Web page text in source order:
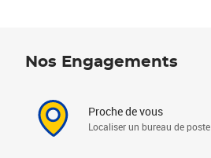
Nos Engagements
Proche de vous
Localiser un bureau de poste